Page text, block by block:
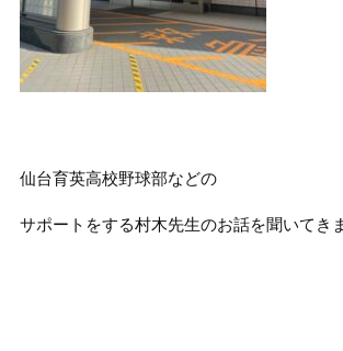
仙台育英高校野球部などの
サポートをする村木先生のお話を聞いてき